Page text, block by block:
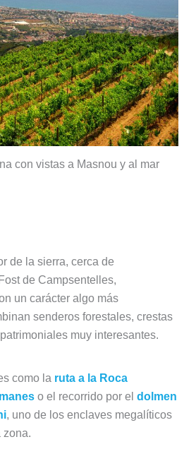
con vistas a Masnou y al mar
de la sierra, cerca de
de Campsentelles,
un carácter algo más
senderos forestales, crestas
muy interesantes.
como la ruta a la Roca
o el recorrido por el dolmen
, uno de los enclaves megalíticos
zona.